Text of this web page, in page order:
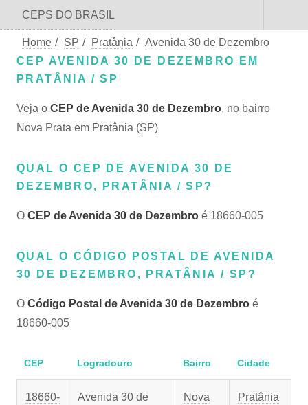
CEPS DO BRASIL
Home / SP / Pratânia / Avenida 30 de Dezembro
CEP AVENIDA 30 DE DEZEMBRO EM
PRATÂNIA / SP
Veja o CEP de Avenida 30 de Dezembro, no bairro
Nova Prata em Pratânia (SP)
QUAL O CEP DE AVENIDA 30 DE
DEZEMBRO, PRATÂNIA / SP?
O CEP de Avenida 30 de Dezembro é 18660-005
QUAL O CÓDIGO POSTAL DE AVENIDA
30 DE DEZEMBRO, PRATÂNIA / SP?
O Código Postal de Avenida 30 de Dezembro é
18660-005
CEP Logradouro Bairro Cidade
18660-
Avenida 30 de
Nova
Pratânia